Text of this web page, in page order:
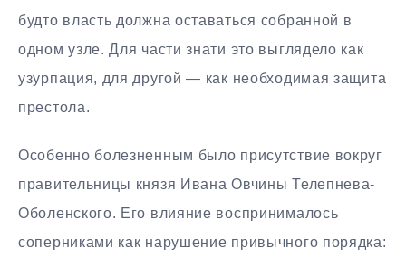
будто власть должна оставаться собранной в
одном узле. Для части знати это выглядело как
узурпация, для другой — как необходимая защита
престола.
Особенно болезненным было присутствие вокруг
правительницы князя Ивана Овчины Телепнева-
Оболенского. Его влияние воспринималось
соперниками как нарушение привычного порядка: